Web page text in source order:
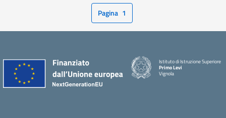
Pagina 1
Istituto di Istruzione Superiore
Primo Levi
Vignola